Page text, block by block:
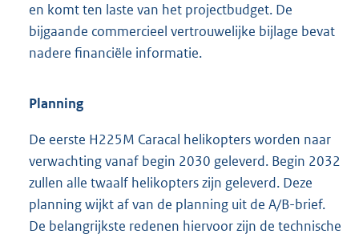
en komt ten laste van het projectbudget. De
bijgaande commercieel vertrouwelijke bijlage bevat
nadere financiële informatie.
Planning
De eerste H225M Caracal helikopters worden naar
verwachting vanaf begin 2030 geleverd. Begin 2032
zullen alle twaalf helikopters zijn geleverd. Deze
planning wijkt af van de planning uit de A/B-brief.
De belangrijkste redenen hiervoor zijn de technische